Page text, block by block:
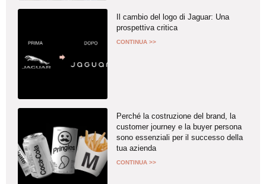
Il cambio del logo di Jaguar: Una
prospettiva critica
CONTINUA >>
Perché la costruzione del brand, la
customer journey e la buyer persona
sono essenziali per il successo della
tua azienda
CONTINUA >>